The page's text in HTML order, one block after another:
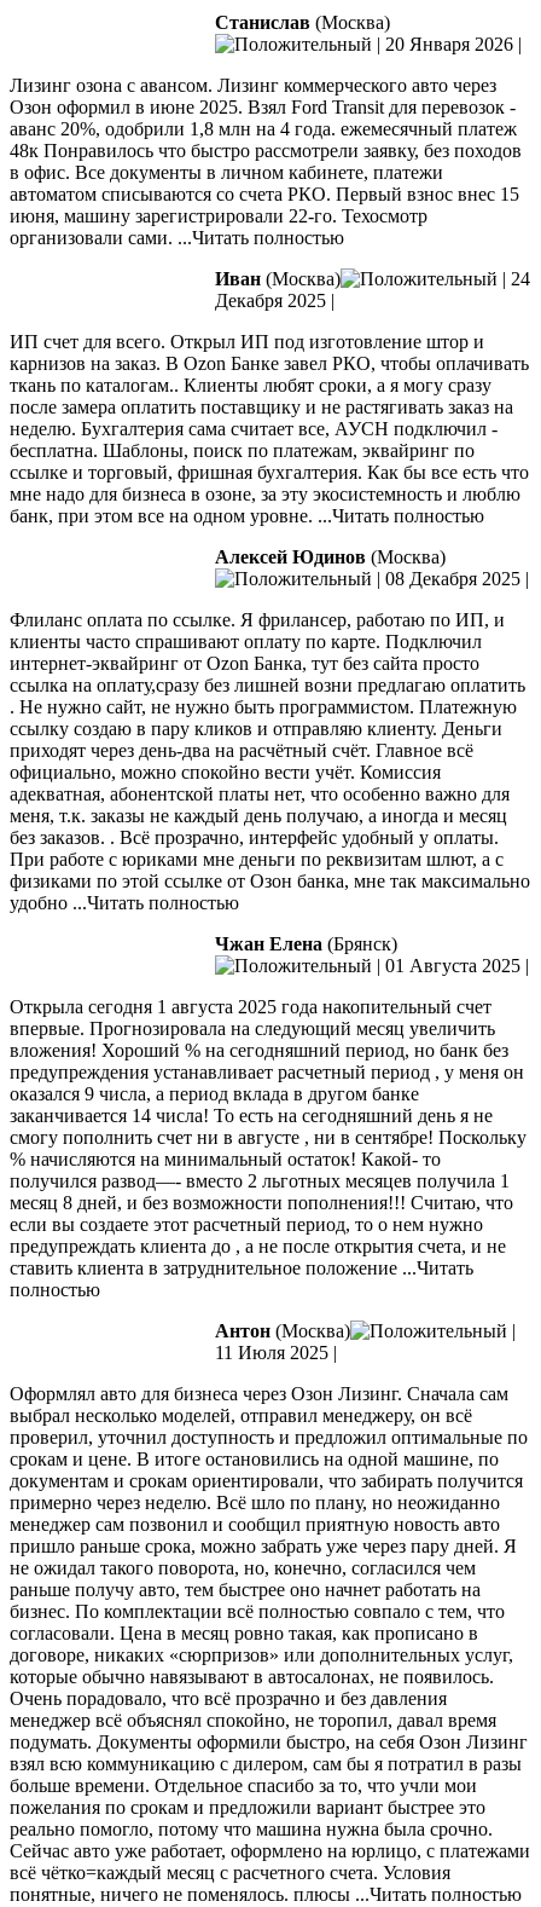
Станислав (Москва)
| 20 Января 2026 |
Лизинг озона с авансом. Лизинг коммерческого авто через
Озон оформил в июне 2025. Взял Ford Transit для перевозок -
аванс 20%, одобрили 1,8 млн на 4 года. ежемесячный платеж
48к Понравилось что быстро рассмотрели заявку, без походов
в офис. Все документы в личном кабинете, платежи
автоматом списываются со счета РКО. Первый взнос внес 15
июня, машину зарегистрировали 22-го. Техосмотр
организовали сами. ...Читать полностью
Иван (Москва) | 24
Декабря 2025 |
ИП счет для всего. Открыл ИП под изготовление штор и
карнизов на заказ. В Ozon Банке завел РКО, чтобы оплачивать
ткань по каталогам.. Клиенты любят сроки, а я могу сразу
после замера оплатить поставщику и не растягивать заказ на
неделю. Бухгалтерия сама считает все, АУСН подключил -
бесплатна. Шаблоны, поиск по платежам, эквайринг по
ссылке и торговый, фришная бухгалтерия. Как бы все есть что
мне надо для бизнеса в озоне, за эту экосистемность и люблю
банк, при этом все на одном уровне. ...Читать полностью
Алексей Юдинов (Москва)
| 08 Декабря 2025 |
Флиланс оплата по ссылке. Я фрилансер, работаю по ИП, и
клиенты часто спрашивают оплату по карте. Подключил
интернет-эквайринг от Ozon Банка, тут без сайта просто
ссылка на оплату,сразу без лишней возни предлагаю оплатить
. Не нужно сайт, не нужно быть программистом. Платежную
ссылку создаю в пару кликов и отправляю клиенту. Деньги
приходят через день-два на расчётный счёт. Главное всё
официально, можно спокойно вести учёт. Комиссия
адекватная, абонентской платы нет, что особенно важно для
меня, т.к. заказы не каждый день получаю, а иногда и месяц
без заказов. . Всё прозрачно, интерфейс удобный у оплаты.
При работе с юриками мне деньги по реквизитам шлют, а с
физиками по этой ссылке от Озон банка, мне так максимально
удобно ...Читать полностью
Чжан Елена (Брянск)
| 01 Августа 2025 |
Открыла сегодня 1 августа 2025 года накопительный счет
впервые. Прогнозировала на следующий месяц увеличить
вложения! Хороший % на сегодняшний период, но банк без
предупреждения устанавливает расчетный период , у меня он
оказался 9 числа, а период вклада в другом банке
заканчивается 14 числа! То есть на сегодняшний день я не
смогу пополнить счет ни в августе , ни в сентябре! Поскольку
% начисляются на минимальный остаток! Какой- то
получился развод—- вместо 2 льготных месяцев получила 1
месяц 8 дней, и без возможности пополнения!!! Считаю, что
если вы создаете этот расчетный период, то о нем нужно
предупреждать клиента до , а не после открытия счета, и не
ставить клиента в затруднительное положение ...Читать
полностью
Антон (Москва)
|
11 Июля 2025 |
Оформлял авто для бизнеса через Озон Лизинг. Сначала сам
выбрал несколько моделей, отправил менеджеру, он всё
проверил, уточнил доступность и предложил оптимальные по
срокам и цене. В итоге остановились на одной машине, по
документам и срокам ориентировали, что забирать получится
примерно через неделю. Всё шло по плану, но неожиданно
менеджер сам позвонил и сообщил приятную новость авто
пришло раньше срока, можно забрать уже через пару дней. Я
не ожидал такого поворота, но, конечно, согласился чем
раньше получу авто, тем быстрее оно начнет работать на
бизнес. По комплектации всё полностью совпало с тем, что
согласовали. Цена в месяц ровно такая, как прописано в
договоре, никаких «сюрпризов» или дополнительных услуг,
которые обычно навязывают в автосалонах, не появилось.
Очень порадовало, что всё прозрачно и без давления
менеджер всё объяснял спокойно, не торопил, давал время
подумать. Документы оформили быстро, на себя Озон Лизинг
взял всю коммуникацию с дилером, сам бы я потратил в разы
больше времени. Отдельное спасибо за то, что учли мои
пожелания по срокам и предложили вариант быстрее это
реально помогло, потому что машина нужна была срочно.
Сейчас авто уже работает, оформлено на юрлицо, с платежами
всё чётко=каждый месяц с расчетного счета. Условия
понятные, ничего не поменялось. плюсы ...Читать полностью